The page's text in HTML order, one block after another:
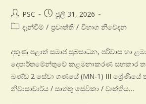
PSC
ජූලි 31, 2026
දැන්වීම් / ප්‍රවෘත්ති / විභාග නිවේදන
දකුණු පළාත් සමාජ සුබසාධන, පරිවාස හා
දෙපාර්තමේන්තුවේ කළමනාකරණ
ඛණ්ඩ 2 සේවා ගණයේ (MN-1) III
නිවාසාචාර්ය / සාත්තු සේවිකා / වෘත්තීය…